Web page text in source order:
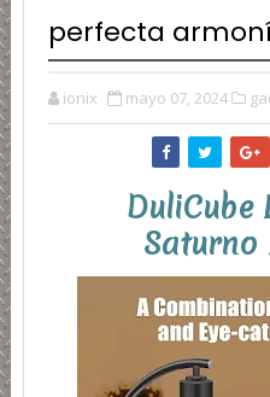
perfecta
ionix mayo 07, 2024
DuliCube
Saturno